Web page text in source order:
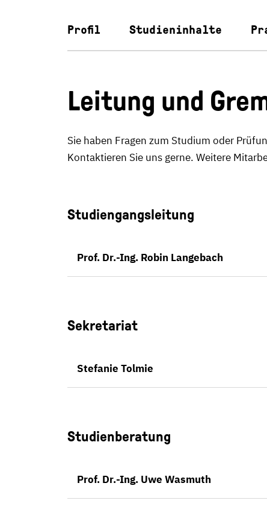
Profil Studieninhalte
Leitung und
Sie haben Fragen zum Studium oder
Kontaktieren Sie uns gerne. Weitere
Studiengangsleitung
Prof. Dr.-Ing. Robin Langebach
Sekretariat
Stefanie Tolmie
Studienberatung
Prof. Dr.-Ing. Uwe Wasmuth